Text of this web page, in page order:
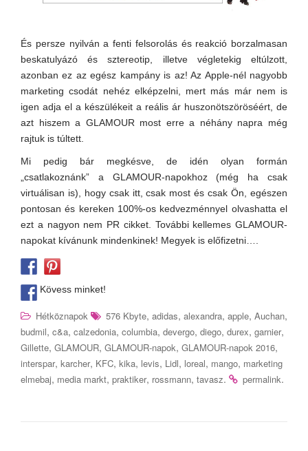
És persze nyilván a fenti felsorolás és reakció borzalmasan
beskatulyázó és sztereotip, illetve végletekig eltúlzott,
azonban ez az egész kampány is az! Az Apple-nél nagyobb
marketing csodát nehéz elképzelni, mert más már nem is
igen adja el a készülékeit a reális ár huszonötszöröséért, de
azt hiszem a GLAMOUR most erre a néhány napra még
rajtuk is túltett.
Mi pedig bár megkésve, de idén olyan formán
„csatlakoznánk” a GLAMOUR-napokhoz (még ha csak
virtuálisan is), hogy csak itt, csak most és csak Ön, egészen
pontosan és kereken 100%-os kedvezménnyel olvashatta el
ezt a nagyon nem PR cikket. További kellemes GLAMOUR-
napokat kívánunk mindenkinek! Megyek is előfizetni….
Kövess minket!
Hétköznapok 576 Kbyte, adidas, alexandra, apple, Auchan,
budmil, c&a, calzedonia, columbia, devergo, diego, durex, garnier,
Gillette, GLAMOUR, GLAMOUR-napok, GLAMOUR-napok 2016,
interspar, karcher, KFC, kika, levis, Lidl, loreal, mango, marketing
elmebaj, media markt, praktiker, rossmann, tavasz. permalink.